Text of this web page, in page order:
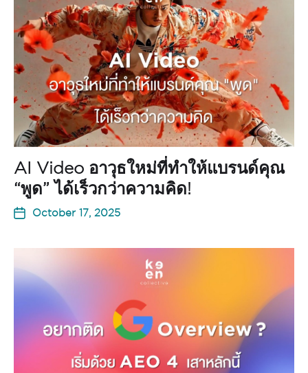
AI Video อาวุธใหม่ที่ทำให้แบรนด์คุณ
“พูด” ได้เร็วกว่าความคิด!
October 17, 2025